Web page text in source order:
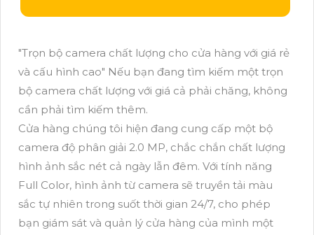
"Trọn bộ camera chất lượng cho cửa hàng với giá rẻ
và cấu hình cao" Nếu bạn đang tìm kiếm một trọn
bộ camera chất lượng với giá cả phải chăng, không
cần phải tìm kiếm thêm.
Cửa hàng chúng tôi hiện đang cung cấp một bộ
camera độ phân giải 2.0 MP, chắc chắn chất lượng
hình ảnh sắc nét cả ngày lẫn đêm. Với tính năng
Full Color, hình ảnh từ camera sẽ truyền tải màu
sắc tự nhiên trong suốt thời gian 24/7, cho phép
bạn giám sát và quản lý cửa hàng của mình một